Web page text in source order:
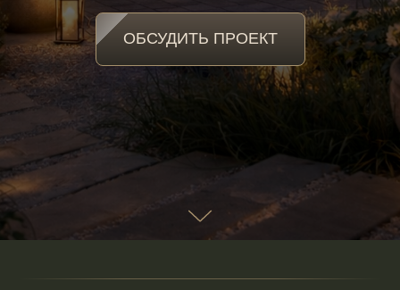
ОБСУДИТЬ ПРОЕКТ